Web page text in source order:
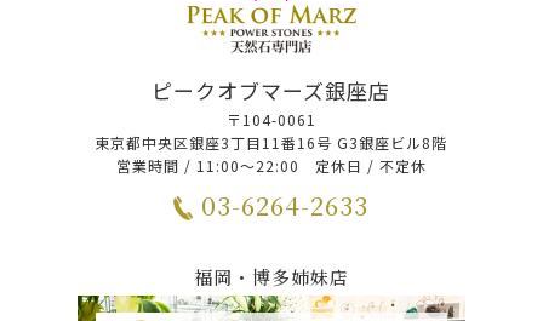
ピークオブマーズ銀座店
〒104-0061
東京都中央区銀座3丁目11番16号 G3銀座ビル8階
営業時間 / 11:00～22:00 定休日 / 不定休
03-6264-2633
福岡・博多姉妹店